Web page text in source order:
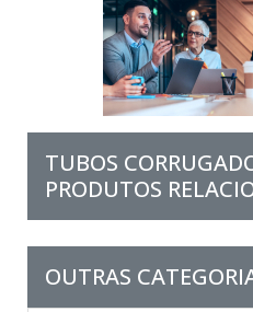
TUBOS
PRODUTOS
OUTRAS